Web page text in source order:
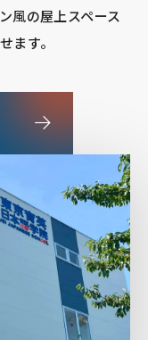
風の屋上スペース
ます。